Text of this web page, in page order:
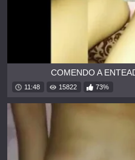
COMENDO A
11:48 15822 73%